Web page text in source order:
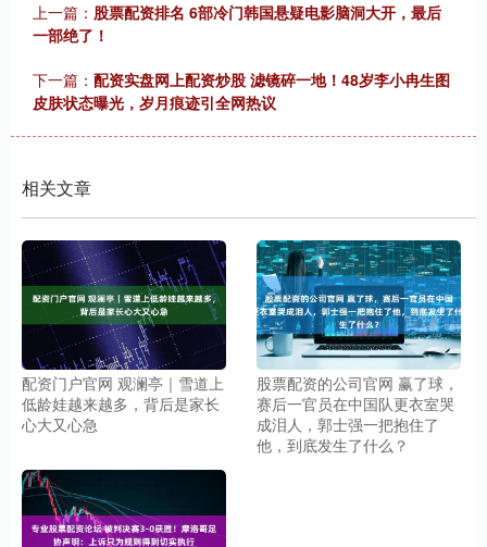
上一篇： 股票配资排名 6部冷门韩国悬疑电影脑洞大开，最后
一部绝了！
下一篇： 配资实盘网上配资炒股 滤镜碎一地！48岁李小冉生图
皮肤状态曝光，岁月痕迹引全网热议
相关文章
配资门户官网 观澜亭｜雪道上
低龄娃越来越多，背后是家长
心大又心急
股票配资的公司官网 赢了球，
赛后一官员在中国队更衣室哭
成泪人，郭士强一把抱住了
他，到底发生了什么？